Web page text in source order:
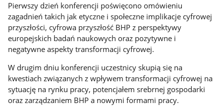
Pierwszy dzień konferencji poświęcono omówieniu
zagadnień takich jak etyczne i społeczne implikacje cyfrowej
przyszłości, cyfrowa przyszłość BHP z perspektywy
europejskich badań naukowych oraz pozytywne i
negatywne aspekty transformacji cyfrowej.
W drugim dniu konferencji uczestnicy skupią się na
kwestiach związanych z wpływem transformacji cyfrowej na
sytuację na rynku pracy, potencjałem srebrnej gospodarki
oraz zarządzaniem BHP a nowymi formami pracy.